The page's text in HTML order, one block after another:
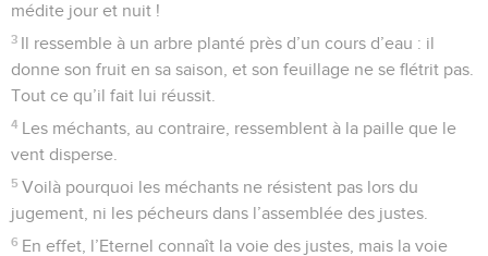
médite jour et nuit !
3 Il ressemble à un arbre planté près d’un cours d’eau : il
donne son fruit en sa saison, et son feuillage ne se flétrit pas.
Tout ce qu’il fait lui réussit.
4 Les méchants, au contraire, ressemblent à la paille que le
vent disperse.
5 Voilà pourquoi les méchants ne résistent pas lors du
jugement, ni les pécheurs dans l’assemblée des justes.
6 En effet, l’Eternel connaît la voie des justes, mais la voie